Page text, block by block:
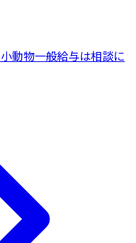
小動物一般給与は相談に